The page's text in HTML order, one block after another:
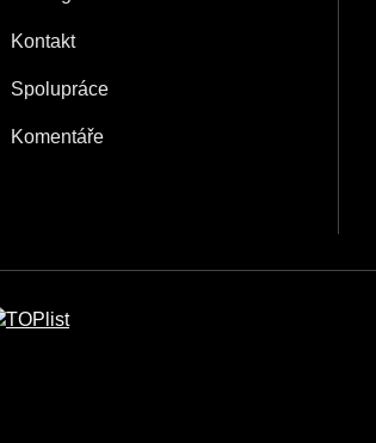
Kontakt
Spolupráce
Komentáře